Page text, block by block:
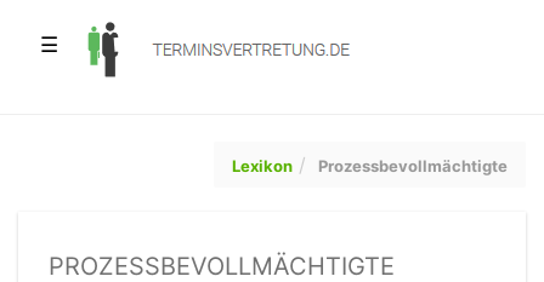
☰
Lexikon Prozessbevollmächtigte
PROZESSBEVOLLMÄCHTIGTE